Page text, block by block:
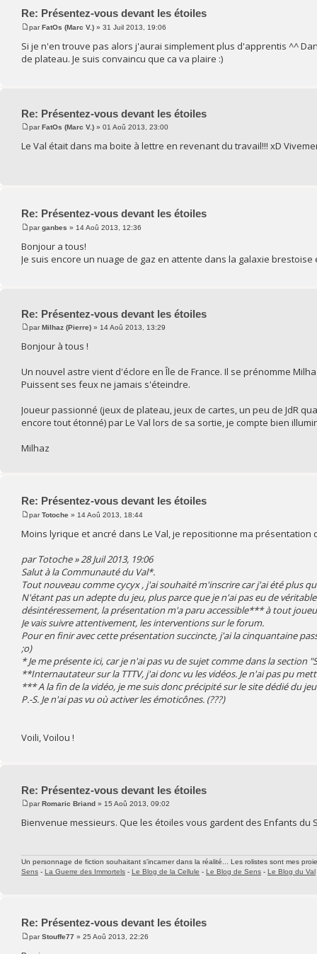
Re: Présentez-vous devant les étoiles
parFatOs (Marc V.) » 31 Juil 2013, 19:06
Si je n'en trouve pas alors j'aurai simplement plus d'apprentis ^^
de plateau. Je suis convaincu que ca va plaire :)
Re: Présentez-vous devant les étoiles
parFatOs (Marc V.) » 01 Aoû 2013, 23:00
Le Val était dans ma boite à lettre en revenant du travail!!! xD
Re: Présentez-vous devant les étoiles
parganbes » 14 Aoû 2013, 12:36
Bonjour a tous!
Je suis encore un nuage de gaz en attente dans la galaxie
Re: Présentez-vous devant les étoiles
parMilhaz (Pierre) » 14 Aoû 2013, 13:29
Bonjour à tous !
Un nouvel astre vient d'éclore en Île de France. Il se prénomme
Puissent ses feux ne jamais s'éteindre.
Joueur passionné (jeux de plateau, jeux de cartes, un peu de JdR
encore tout étonné) par Le Val lors de sa sortie, je compte bien
Milhaz
Re: Présentez-vous devant les étoiles
parTotoche » 14 Aoû 2013, 18:44
Moins lyrique et ancré dans Le Val, je repositionne ma présentation
par Totoche » 28 Juil 2013, 19:06
Salut à la Communauté du Val*.
Tout nouveau comme cycyx , j'ai souhaité m'inscrire car j'ai été plus
N'étant pas un adepte du jeu, plus parce que je n'ai pas eu de
désintéressement, la présentation m'a paru accessible*** à tout
Je vais suivre attentivement, les interventions sur le forum.
Pour en finir avec cette présentation succincte, j'ai la cinquantaine
;o)
* Je me présente ici, car je n'ai pas vu de sujet comme dans la section
**Internautateur sur la TTTV, j'ai donc vu les vidéos. Je n'ai pas pu
*** A la fin de la vidéo, je me suis donc précipité sur le site dédié du
P.-S. Je n'ai pas vu où activer les émoticônes. (???)
Voili, Voilou !
Re: Présentez-vous devant les étoiles
parRomaric Briand » 15 Aoû 2013, 09:02
Bienvenue messieurs. Que les étoiles vous gardent des Enfants du
Un personnage de fiction souhaitant s'incarner dans la réalité... Les rolistes sont mes
Sens - La Guerre des Immortels - Le Blog de la Cellule - Le Blog de Sens - Le Blog du Val
Re: Présentez-vous devant les étoiles
parStouffe77 » 25 Aoû 2013, 22:26